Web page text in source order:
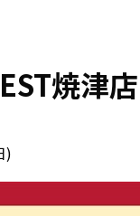
焼津
)